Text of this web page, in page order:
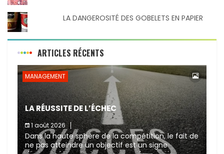
LA DANGEROSITÉ DES GOBELETS EN PAPIER
ARTICLES RÉCENTS
MANAGEMENT
LA RÉUSSITE DE L’ÉCHEC
1 août 2026
Dans la haute sphère de la compétition, le fait de
ne pas atteindre un objectif est un signe